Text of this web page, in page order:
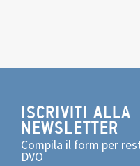
ISCRIVITI ALLA
NEWSLETTER
Compila il form per
DVO